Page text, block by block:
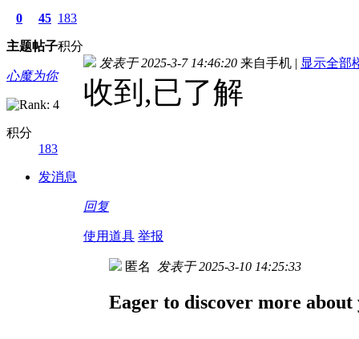
0
主题
45
帖子
183
积分
心魔为你
积分
183
发消息
发表于 2025-3-7 14:46:20 来自手机 | 显示全部
收到,已了解
回复
使用道具 举报
匿名 发表于 2025-3-10 14:25:33
Eager to discover more about